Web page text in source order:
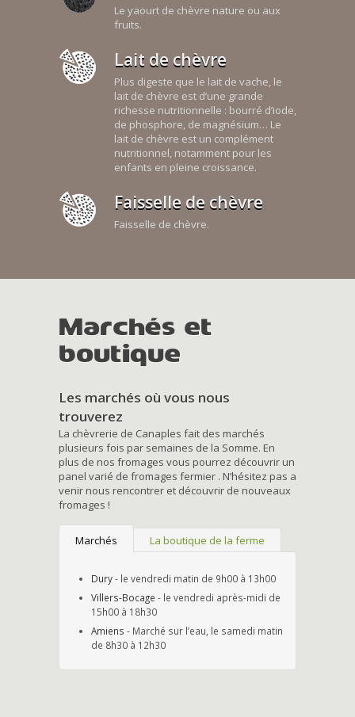
Le yaourt de chèvre nature ou aux
fruits.
Lait de chèvre
Plus digeste que le lait de vache, le
lait de chèvre est d’une grande
richesse nutritionnelle : bourré d’iode,
de phosphore, de magnésium… Le
lait de chèvre est un complément
nutritionnel, notamment pour les
enfants en pleine croissance.
Faisselle de chèvre
Faisselle de chèvre.
Marchés et
boutique
Les marchés où vous nous
trouverez
La chèvrerie de Canaples fait des marchés
plusieurs fois par semaines de la Somme. En
plus de nos fromages vous pourrez découvrir un
panel varié de fromages fermier . N’hésitez pas a
venir nous rencontrer et découvrir de nouveaux
fromages !
Marchés La boutique de la ferme
Dury- le vendredi matin de 9h00 à 13h00
Villers-Bocage - le vendredi après-midi de
15h00 à 18h30
Amiens - Marché sur l’eau, le samedi matin
de 8h30 à 12h30